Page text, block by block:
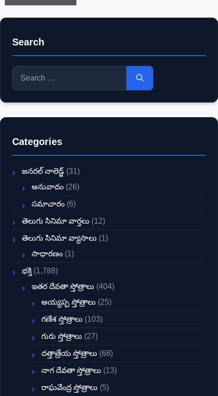
Search
Search
for:
Categories
జనరల్ నాలెడ్జ్ (31)
అనువాదం (26)
సమాచారం (6)
తెలుగు సినిమా వార్తలు (12)
తెలుగు సినిమా వ్యాసాలు (1)
సాధారణం (1)
భక్తి (1,788)
ఇతర దేవతా స్తోత్రాలు (404)
అయ్యప్ప స్తోత్రాలు (25)
గణేశ స్తోత్రాలు (103)
గురు స్తోత్రాలు (27)
దత్తాత్రేయ స్తోత్రాలు (68)
నాగ దేవతా స్తోత్రాలు (13)
రాఘవేంద్ర స్తోత్రాలు (5)